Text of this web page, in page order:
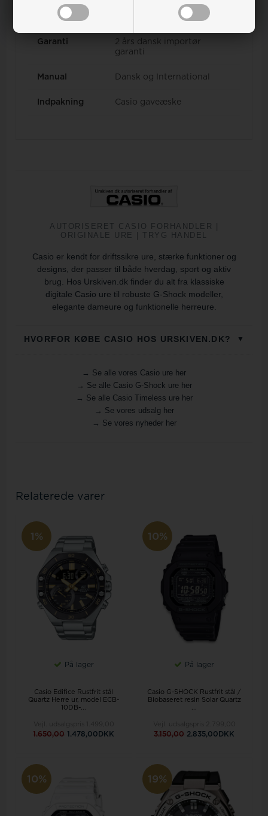
Mål/Vægt 57,5 × 53,4 × 18,5 mm
Garanti
2 års dansk importør
garanti
Manual Dansk og International
Indpakning Casio gaveæske
AUTORISERET CASIO FORHANDLER |
ORIGINALE URE | TRYG HANDEL
Casio er kendt for driftssikre ure, stærke funktioner og
designs, der passer til både hverdag, sport og aktiv
brug. Hos Urskiven.dk finder du alt fra klassiske
digitale Casio ure til robuste G-Shock modeller,
elegante dameure og funktionelle herreure.
HVORFOR KØBE CASIO HOS URSKIVEN.DK? ▼
AUTORISERET CASIO FORHANDLER
Du køber dit Casio ur hos en autoriseret
forhandler med original emballage, manual og
MINIMUM 2 ÅRS GARANTI
✦ GRATIS LÆNKETILPASNING
det. Skriv blot dit håndledsmål i kommentarfeltet
ved bestilling.
✦ HURTIG LEVERING
Mange Casio ure sendes direkte fra vores eget
lager - ellers normalt indenfor 3-5 hverdage.
✦ STORT UDVALG
Find både Casio herreure, Casio dameure, G-
Shock, Vintage og klassiske digitale modeller.
→ Se alle vores Casio ure her
→ Se alle Casio G-Shock ure her
→ Se alle Casio Timeless ure her
→ Se vores udsalg her
→ Se vores nyheder her
Relaterede varer
1%
På lager
Casio Edifice Rustfrit stål
Quartz Herre ur, model ECB-
10DB-...
1.650,00 1.478,00DKK
10%
På lager
Casio G-SHOCK Rustfrit stål /
Biobaseret resin Solar Quartz
3.150,00 2.835,00DKK
10% 19%